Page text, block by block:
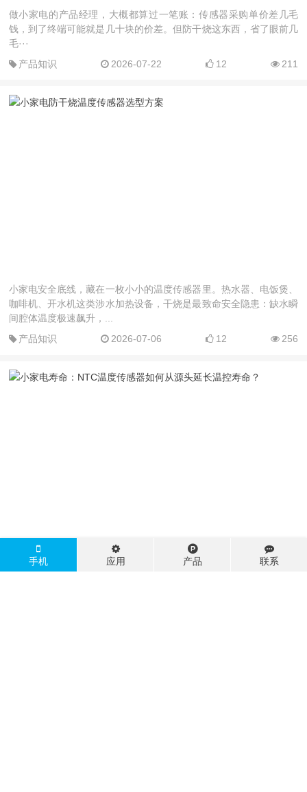
做小家电的产品经理，大概都算过一笔账：传感器采购单价差几毛
钱，到了终端可能就是几十块的价差。但防干烧这东西，省了眼前几
毛···
产品知识
2026-07-22 12 211
小家电安全底线，藏在一枚小小的温度传感器里。热水器、电饭煲、
咖啡机、开水机这类涉水加热设备，干烧是最致命安全隐患：缺水瞬
间腔体温度极速飙升，...
产品知识
2026-07-06 12 256
小家电的更新换代越来越快，但消费者对产品耐用性的期待却从未降
手机 应用 产品 联系